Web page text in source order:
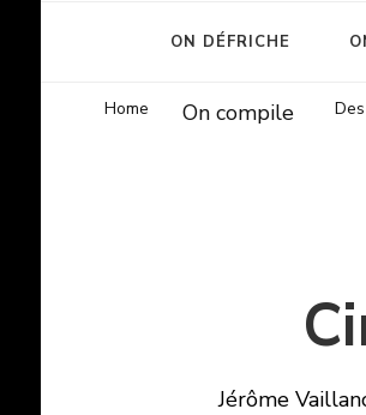
ON DÉFRICHE
Home On compile
Jérôme